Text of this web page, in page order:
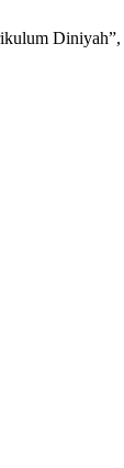
Diniyah”,